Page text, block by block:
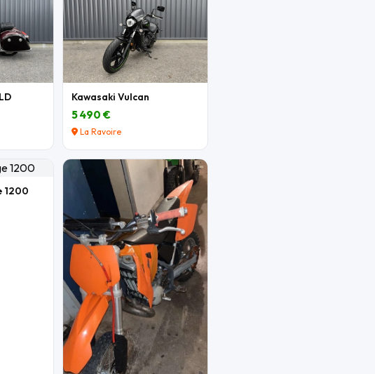
Kawasaki Vulcan
5 490 €
La Ravoire
1200